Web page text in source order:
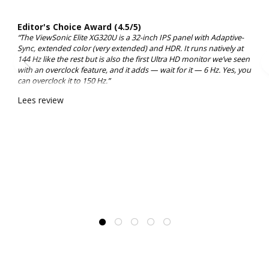
Editor's Choice Award (4.5/5)
“The ViewSonic Elite XG320U is a 32-inch IPS panel with Adaptive-
Sync, extended color (very extended) and HDR. It runs natively at
144 Hz like the rest but is also the first Ultra HD monitor we’ve seen
with an overclock feature, and it adds — wait for it — 6 Hz. Yes, you
can overclock it to 150 Hz.”
Lees review